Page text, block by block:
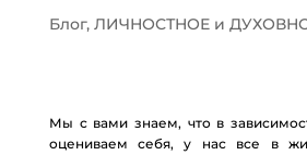
Блог, ЛИЧНОСТНОЕ и
Мы с вами знаем, что в
оцениваем себя, у нас все в